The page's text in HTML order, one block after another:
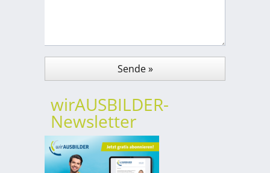
wirAUSBILDER-
Newsletter